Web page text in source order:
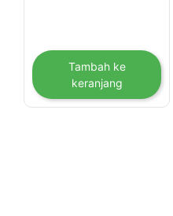
Tambah ke
keranjang